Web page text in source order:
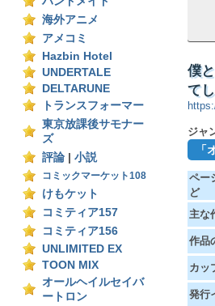
海外アニメ
アメコミ
Hazbin Hotel
UNDERTALE
DELTARUNE
トランスフォーマー
東京放課後サモナー
ズ
評論
小説
コミックマーケット108
けもケット
コミティア157
コミティア156
UNLIMITED EX
TOON MIX
オールヘイルセイバ
ートロン
僕
て
ジャ
ペー
ど
主な
作品
カッ
発行